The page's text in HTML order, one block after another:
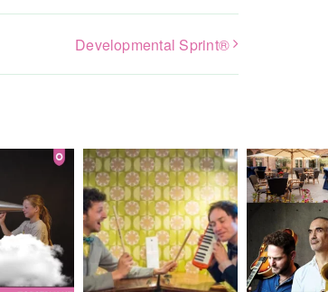
Developmental Sprint®